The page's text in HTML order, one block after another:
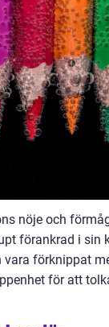
nöje och
förankrad i sin
förknippat
för att